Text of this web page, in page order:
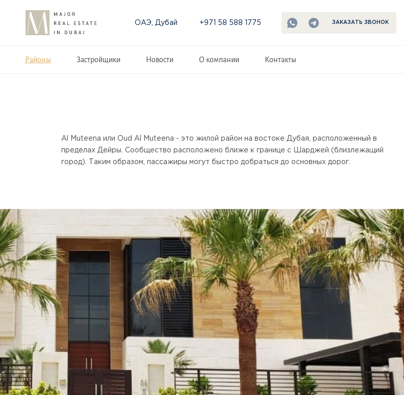
ОАЭ, Дубай +971 58 588 1775 ЗАКАЗАТЬ ЗВОНОК
Районы Застройщики Новости О компании Контакты
Al Muteena или Oud Al Muteena - это жилой район на востоке Дубая, расположенный в
пределах Дейры. Сообщество расположено ближе к границе с Шарджей (близлежащий
город). Таким образом, пассажиры могут быстро добраться до основных дорог.